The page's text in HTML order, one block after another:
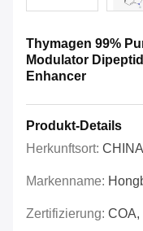
Thymagen 99%
Modulator
Enhancer
Produkt-Details
Herkunftsort: CHINA
Markenname:
Zertifizierung: COA,